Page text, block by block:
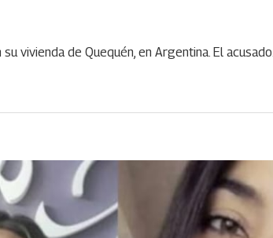
vivienda de Quequén, en Argentina. El acusado…